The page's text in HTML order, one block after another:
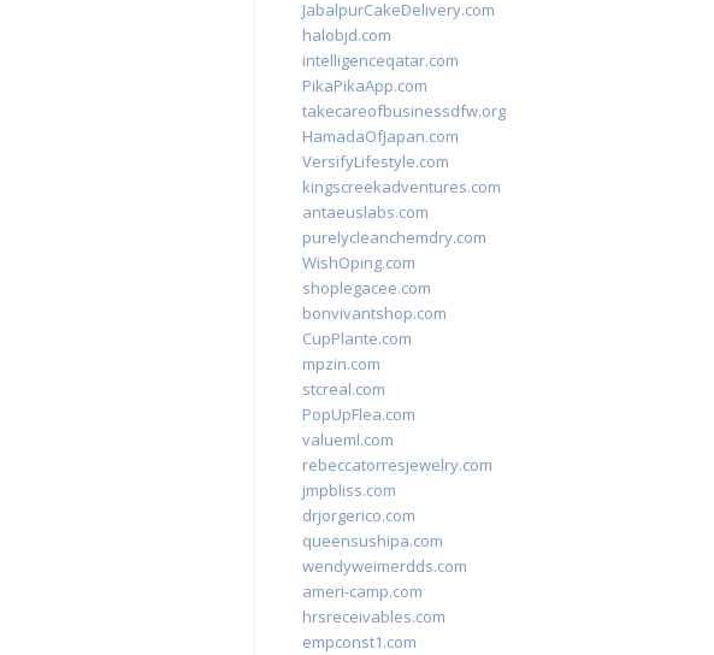
JabalpurCakeDelivery.com
halobjd.com
intelligenceqatar.com
PikaPikaApp.com
takecareofbusinessdfw.org
HamadaOfJapan.com
VersifyLifestyle.com
kingscreekadventures.com
antaeuslabs.com
purelycleanchemdry.com
WishOping.com
shoplegacee.com
bonvivantshop.com
CupPlante.com
mpzin.com
stcreal.com
PopUpFlea.com
valueml.com
rebeccatorresjewelry.com
jmpbliss.com
drjorgerico.com
queensushipa.com
wendyweimerdds.com
ameri-camp.com
hrsreceivables.com
empconst1.com